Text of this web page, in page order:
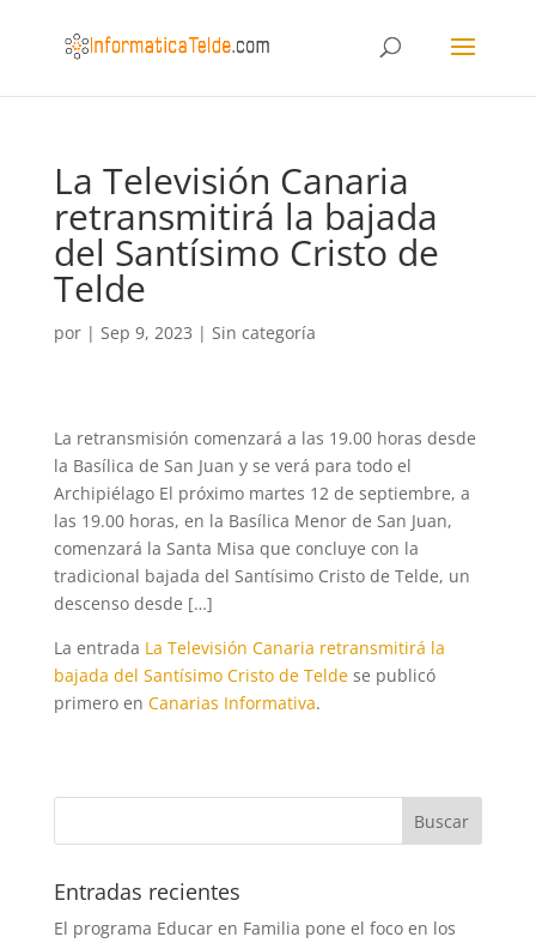
La Televisión Canaria
retransmitirá la bajada
del Santísimo Cristo de
Telde
por | Sep 9, 2023 | Sin categoría
La retransmisión comenzará a las 19.00 horas desde
la Basílica de San Juan y se verá para todo el
Archipiélago El próximo martes 12 de septiembre, a
las 19.00 horas, en la Basílica Menor de San Juan,
comenzará la Santa Misa que concluye con la
tradicional bajada del Santísimo Cristo de Telde, un
descenso desde […]
La entrada La Televisión Canaria retransmitirá la
bajada del Santísimo Cristo de Teldese publicó
primero en Canarias Informativa.
Entradas recientes
El programa Educar en Familia pone el foco en los